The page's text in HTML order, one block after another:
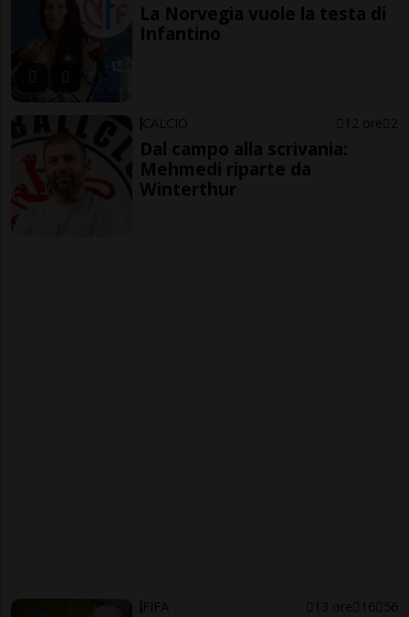
La Norvegia vuole la testa di
Infantino
CALCIO 12 ore 2
Dal campo alla scrivania:
Mehmedi riparte da
Winterthur
FIFA 13 ore 16 56